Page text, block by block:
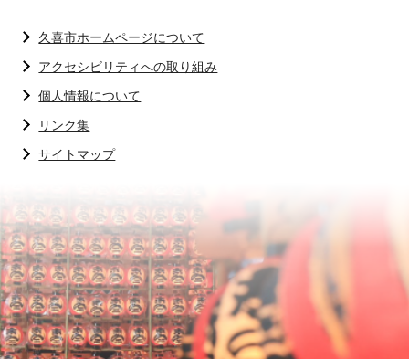
久喜市ホームページについて
アクセシビリティへの取り組み
個人情報について
リンク集
サイトマップ